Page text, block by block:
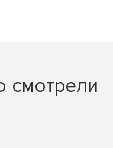
смотрели